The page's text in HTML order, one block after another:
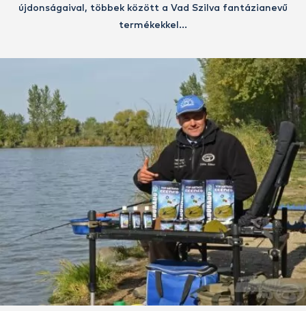
újdonságaival, többek között a Vad Szilva fantázianevű
termékekkel…